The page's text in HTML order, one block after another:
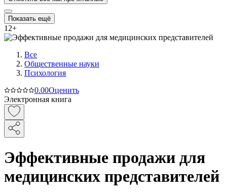
Показать ещё
12+
Все
Общественные науки
Психология
0.00Оценить
Электронная книга
Эффективные продажи для
медицинских представителей